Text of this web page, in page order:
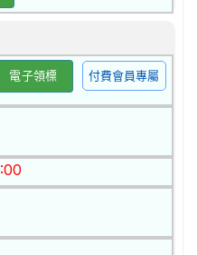
電子領標 付費會員專屬